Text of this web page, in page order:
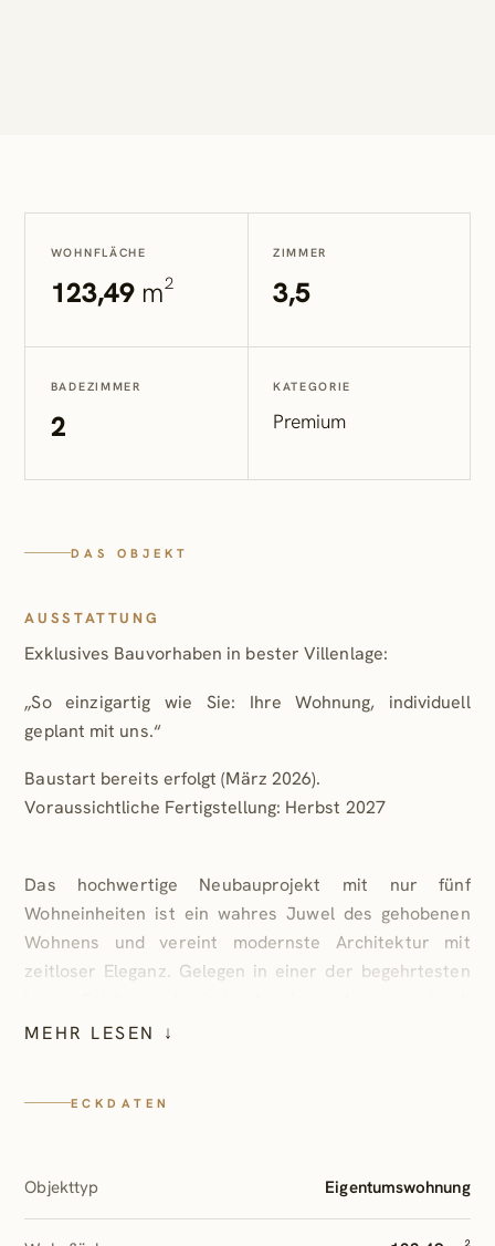
WOHNFLÄCHE
123,49 m²
ZIMMER
3,5
BADEZIMMER
2
KATEGORIE
Premium
DAS OBJEKT
AUSSTATTUNG
Exklusives Bauvorhaben in bester Villenlage:
„So einzigartig wie Sie: Ihre Wohnung, individuell
geplant mit uns.“
Baustart bereits erfolgt (März 2026).
Voraussichtliche Fertigstellung: Herbst 2027
Das hochwertige Neubauprojekt mit nur fünf
Wohneinheiten ist ein wahres Juwel des gehobenen
Wohnens und vereint modernste Architektur mit
zeitloser Eleganz. Gelegen in einer der begehrtesten
eine Kombination aus klassischer Villenarchitektur
Eleganz aus. Großzügige Fensterfronten sorgen für
wurde individuell geplant.
MEHR LESEN ↓
ECKDATEN
Objekttyp Eigentumswohnung